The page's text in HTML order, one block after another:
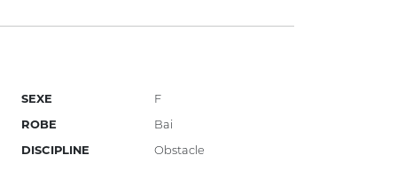
SEXE
F
ROBE
Bai
DISCIPLINE
Obstacle